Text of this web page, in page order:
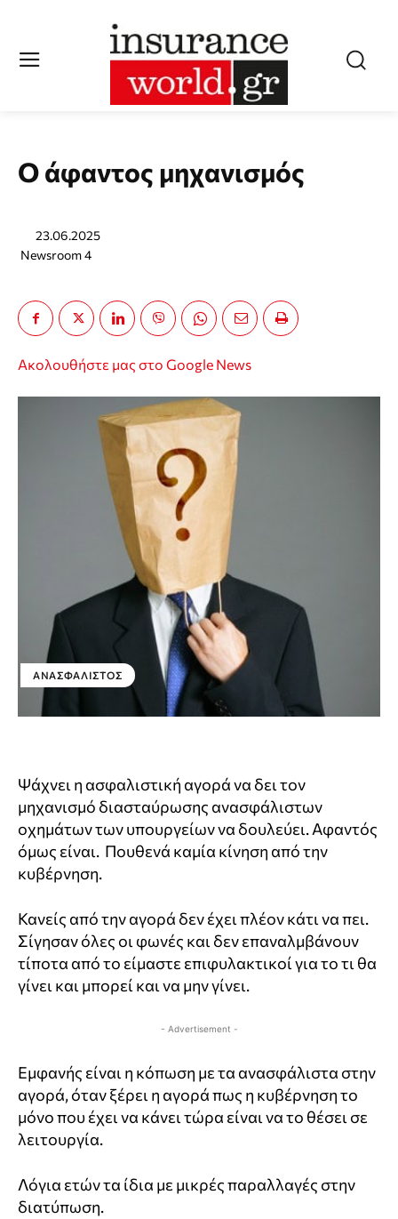
O άφαντος μηχανισμός
23.06.2025
Newsroom 4
Ακολουθήστε μας στο Google News
ΑΝΑΣΦΆΛΙΣΤΟΣ
Ψάχνει η ασφαλιστική αγορά να δει τον
μηχανισμό διασταύρωσης ανασφάλιστων
οχημάτων των υπουργείων να δουλεύει. Αφαντός
όμως είναι. Πουθενά καμία κίνηση από την
κυβέρνηση.
Κανείς από την αγορά δεν έχει πλέον κάτι να πει.
Σίγησαν όλες οι φωνές και δεν επαναλμβάνουν
τίποτα από το είμαστε επιφυλακτικοί για το τι θα
γίνει και μπορεί και να μην γίνει.
- Advertisement -
Εμφανής είναι η κόπωση με τα ανασφάλιστα στην
αγορά, όταν ξέρει η αγορά πως η κυβέρνηση το
μόνο που έχει να κάνει τώρα είναι να το θέσει σε
λειτουργία.
Λόγια ετών τα ίδια με μικρές παραλλαγές στην
διατύπωση.